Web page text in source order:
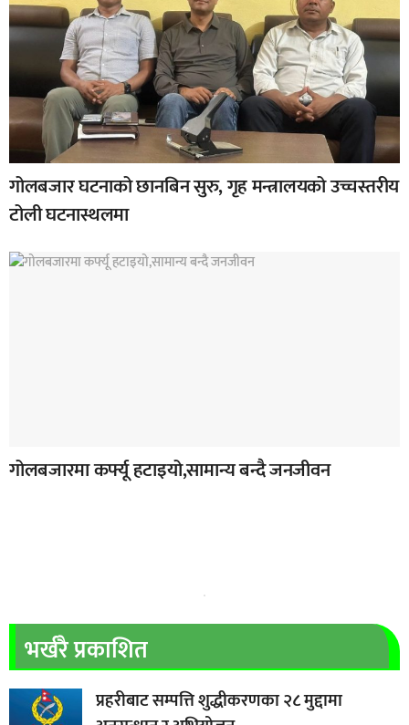
गोलबजार घटनाको छानबिन सुरु, गृह मन्त्रालयको उच्चस्तरीय
टोली घटनास्थलमा
गोलबजारमा कर्फ्यू हटाइयो,सामान्य बन्दै जनजीवन
भर्खरै प्रकाशित
प्रहरीबाट सम्पत्ति शुद्धीकरणका २८ मुद्दामा